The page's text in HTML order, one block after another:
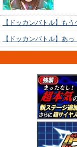
【ドッカンバトル】も
【ドッカンバトル】あ